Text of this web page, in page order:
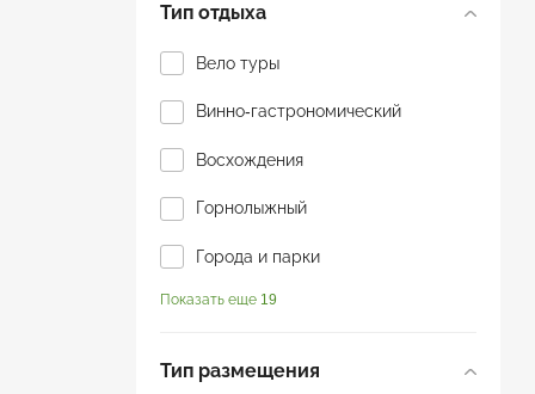
Тип отдыха
Вело туры
Винно-гастрономический
Восхождения
Горнолыжный
Города и парки
Горы
Показать еще 19
Тип размещения